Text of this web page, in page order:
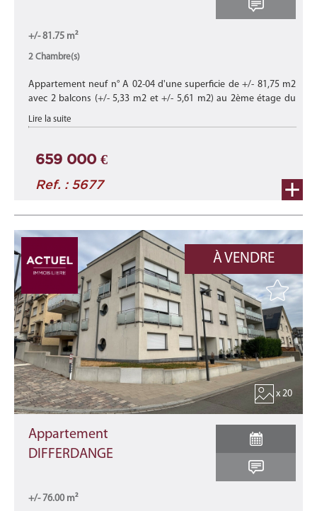
+/- 81.75 m²
2 Chambre(s)
Appartement neuf n° A 02-04 d'une superficie de +/- 81,75 m2
avec 2 balcons (+/- 5,33 m2 et +/- 5,61 m2) au 2ème étage du
bâtiment B de cette nouvelle résidence "CHARLOTTE"
composée de 15 appart ...
Lire la suite
659 000 €
Ref. : 5677
À VENDRE
x 20
Appartement
DIFFERDANGE
+/- 76.00 m²